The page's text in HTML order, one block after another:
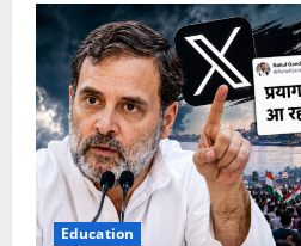
सिनेमा
में
फिर
गरमाया
विवाद,
काजल
राघवानी
के
सवालों
से
आम्रपाली
दुबे
और
निरहुआ
Education